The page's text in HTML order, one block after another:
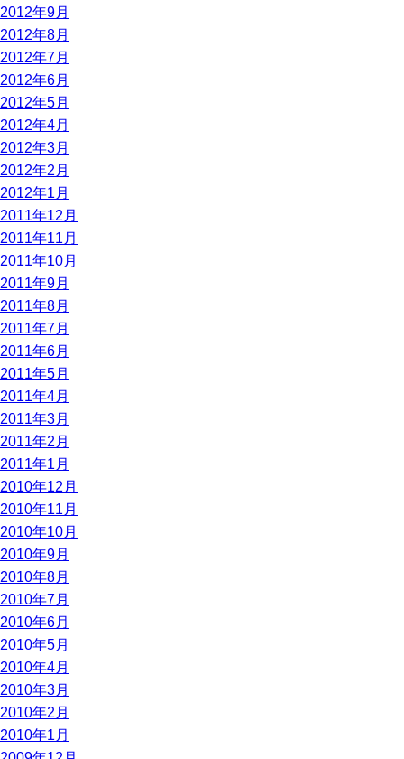
2012年9月
2012年8月
2012年7月
2012年6月
2012年5月
2012年4月
2012年3月
2012年2月
2012年1月
2011年12月
2011年11月
2011年10月
2011年9月
2011年8月
2011年7月
2011年6月
2011年5月
2011年4月
2011年3月
2011年2月
2011年1月
2010年12月
2010年11月
2010年10月
2010年9月
2010年8月
2010年7月
2010年6月
2010年5月
2010年4月
2010年3月
2010年2月
2010年1月